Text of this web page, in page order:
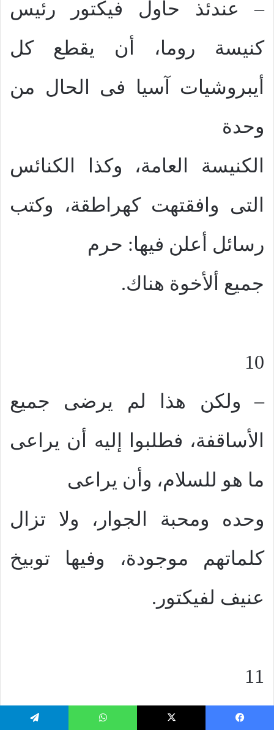
– عندئذ حاول فيكتور رئيس
كنيسة روما، أن يقطع كل
أيبروشيات آسيا فى الحال من
وحدة
الكنيسة العامة، وكذا الكنائس
التى وافقتهت كهراطقة، وكتب
رسائل أعلن فيها: حرم
جميع ألأخوة هناك.
10
– ولكن هذا لم يرضى جميع
الأساقفة، فطلبوا إليه أن يراعى
ما هو للسلام، وأن يراعى
وحده ومحبة الجوار، ولا تزال
كلماتهم موجودة، وفيها توبيخ
عنيف لفيكتور.
11
– من بينهم إيريناوس، الذى